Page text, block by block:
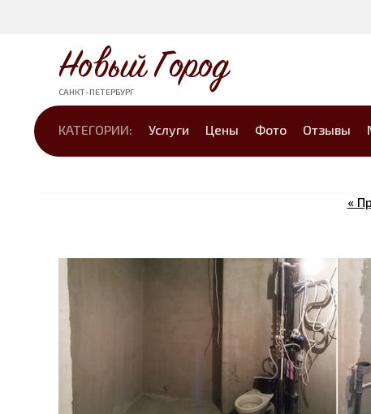
Новый Город
САНКТ-ПЕТЕРБУРГ
КАТЕГОРИИ: Услуги Цены Фото Отзывы
«